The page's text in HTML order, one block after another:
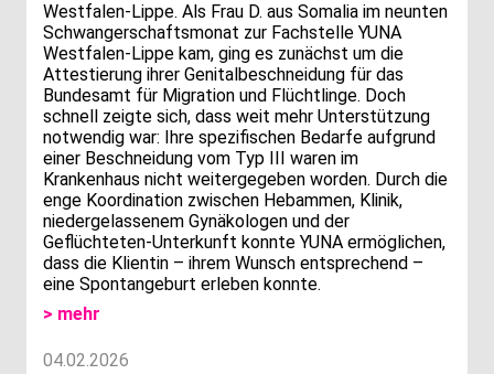
Westfalen-Lippe. Als Frau D. aus Somalia im neunten
Schwangerschaftsmonat zur Fachstelle YUNA
Westfalen-Lippe kam, ging es zunächst um die
Attestierung ihrer Genitalbeschneidung für das
Bundesamt für Migration und Flüchtlinge. Doch
schnell zeigte sich, dass weit mehr Unterstützung
notwendig war: Ihre spezifischen Bedarfe aufgrund
einer Beschneidung vom Typ III waren im
Krankenhaus nicht weitergegeben worden. Durch die
enge Koordination zwischen Hebammen, Klinik,
niedergelassenem Gynäkologen und der
Geflüchteten-Unterkunft konnte YUNA ermöglichen,
dass die Klientin – ihrem Wunsch entsprechend –
eine Spontangeburt erleben konnte.
> mehr
04.02.2026